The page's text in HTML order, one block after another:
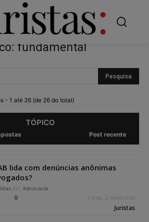
fundamental
- 1 até 26 (de 26 do total)
TÓPICO
Post recente
lida com denúncias anônimas
em: Advocacia
0 2 anos, 2 meses atrás
Juristas